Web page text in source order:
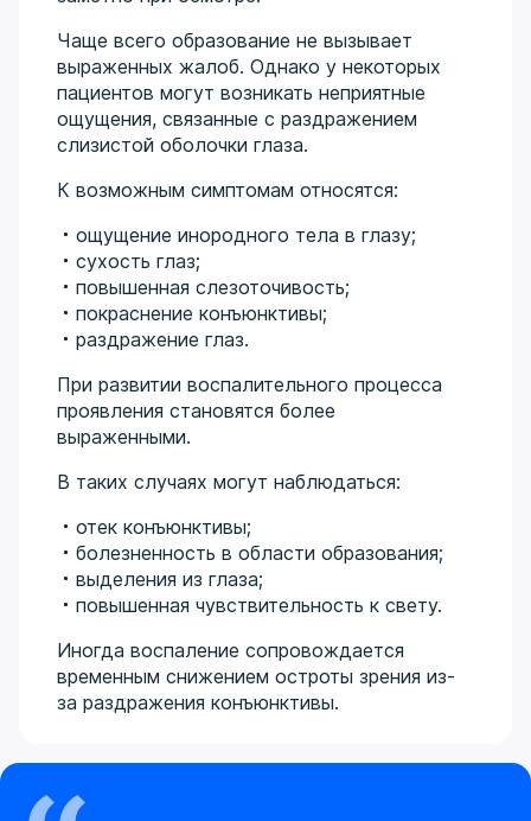
Чаще всего образование не вызывает
выраженных жалоб. Однако у некоторых
пациентов могут возникать неприятные
ощущения, связанные с раздражением
слизистой оболочки глаза.
К возможным симптомам относятся:
ощущение инородного тела в глазу;
сухость глаз;
повышенная слезоточивость;
покраснение конъюнктивы;
раздражение глаз.
При развитии воспалительного процесса
проявления становятся более
выраженными.
В таких случаях могут наблюдаться:
отек конъюнктивы;
болезненность в области образования;
выделения из глаза;
повышенная чувствительность к свету.
Иногда воспаление сопровождается
временным снижением остроты зрения из-
за раздражения конъюнктивы.